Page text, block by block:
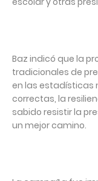
Baz indicó que la
tradicionales de
en las estadísticas
correctas, la
sabido resistir la
un mejor camino.